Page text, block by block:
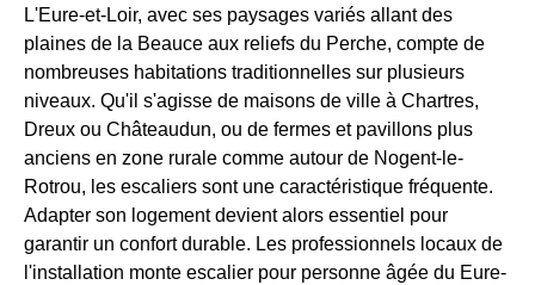
L'Eure-et-Loir, avec ses paysages variés allant des
plaines de la Beauce aux reliefs du Perche, compte de
nombreuses habitations traditionnelles sur plusieurs
niveaux. Qu'il s'agisse de maisons de ville à Chartres,
Dreux ou Châteaudun, ou de fermes et pavillons plus
anciens en zone rurale comme autour de Nogent-le-
Rotrou, les escaliers sont une caractéristique fréquente.
Adapter son logement devient alors essentiel pour
garantir un confort durable. Les professionnels locaux de
l'installation monte escalier pour personne âgée du Eure-